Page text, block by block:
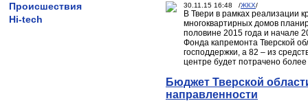
Происшествия
Hi-tech
30.11.15 16:48 /ЖКХ/
В Твери в рамках реализации
многоквартирных домов
половине 2015 года и начале
Фонда капремонта Тверской
господдержки, а 82 – из
центре будет потрачено
Бюджет Тверской
направленности